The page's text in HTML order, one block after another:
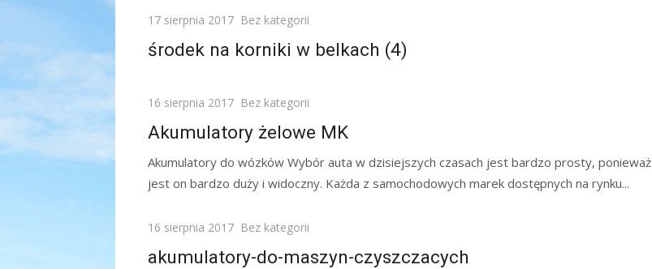
Posted
17 sierpnia 2017 Bez kategorii
środek na korniki w belkach (4)
Posted
16 sierpnia 2017 Bez kategorii
Akumulatory żelowe MK
Akumulatory do wózków Wybór auta w dzisiejszych czasach jest bardzo prosty, ponieważ
jest on bardzo duży i widoczny. Każda z samochodowych marek dostępnych na rynku...
Posted
16 sierpnia 2017 Bez kategorii
akumulatory-do-maszyn-czyszczacych